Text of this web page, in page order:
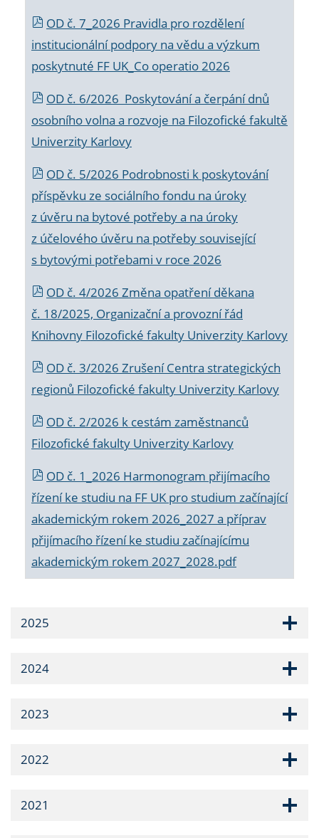
OD č. 7_2026 Pravidla pro rozdělení
institucionální podpory na vědu a výzkum
poskytnuté FF UK_Co operatio 2026
OD č. 6/2026 Poskytování a čerpání dnů
osobního volna a rozvoje na Filozofické fakultě
Univerzity Karlovy
OD č. 5/2026 Podrobnosti k poskytování
příspěvku ze sociálního fondu na úroky
z úvěru na bytové potřeby a na úroky
z účelového úvěru na potřeby související
s bytovými potřebami v roce 2026
OD č. 4/2026 Změna opatření děkana
č. 18/2025, Organizační a provozní řád
Knihovny Filozofické fakulty Univerzity Karlovy
OD č. 3/2026 Zrušení Centra strategických
regionů Filozofické fakulty Univerzity Karlovy
OD č. 2/2026 k cestám zaměstnanců
Filozofické fakulty Univerzity Karlovy
OD č. 1_2026 Harmonogram přijímacího
řízení ke studiu na FF UK pro studium začínající
akademickým rokem 2026_2027 a příprav
přijímacího řízení ke studiu začínajícímu
akademickým rokem 2027_2028.pdf
2025
2024
2023
2022
2021